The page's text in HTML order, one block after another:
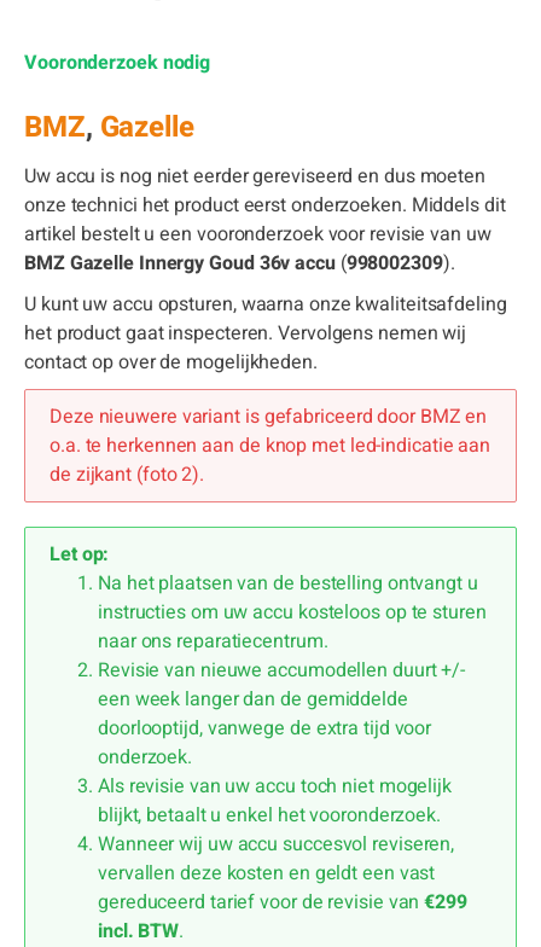
Vooronderzoek nodig
BMZ, Gazelle
Uw accu is nog niet eerder gereviseerd en dus moeten
onze technici het product eerst onderzoeken. Middels dit
artikel bestelt u een vooronderzoek voor revisie van uw
BMZ Gazelle Innergy Goud 36v accu(998002309).
U kunt uw accu opsturen, waarna onze kwaliteitsafdeling
het product gaat inspecteren. Vervolgens nemen wij
contact op over de mogelijkheden.
Deze nieuwere variant is gefabriceerd door BMZ en
o.a. te herkennen aan de knop met led-indicatie aan
de zijkant (foto 2).
Let op:
Na het plaatsen van de bestelling ontvangt u
instructies om uw accu kosteloos op te sturen
naar ons reparatiecentrum.
Revisie van nieuwe accumodellen duurt +/-
een week langer dan de gemiddelde
doorlooptijd, vanwege de extra tijd voor
onderzoek.
Als revisie van uw accu toch niet mogelijk
blijkt, betaalt u enkel het vooronderzoek.
Wanneer wij uw accu succesvol reviseren,
vervallen deze kosten en geldt een vast
gereduceerd tarief voor de revisie van€299
incl. BTW.